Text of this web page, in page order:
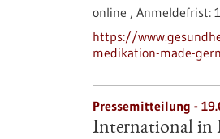
online , Anmeldefrist:
https://
medikation-made-
Pressemitteilung -
International in